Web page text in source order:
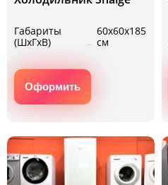
Габариты
(ШхГхВ)
60х60х185
см
Оформить